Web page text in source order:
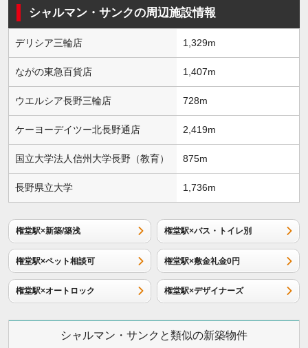
シャルマン・サンクの周辺施設情報
デリシア三輪店 1,329m
ながの東急百貨店 1,407m
ウエルシア長野三輪店 728m
ケーヨーデイツー北長野通店 2,419m
国立大学法人信州大学長野（教育） 875m
長野県立大学 1,736m
権堂駅×新築/築浅 権堂駅×バス・トイレ別
権堂駅×ペット相談可 権堂駅×敷金礼金0円
権堂駅×オートロック 権堂駅×デザイナーズ
シャルマン・サンクと類似の新築物件